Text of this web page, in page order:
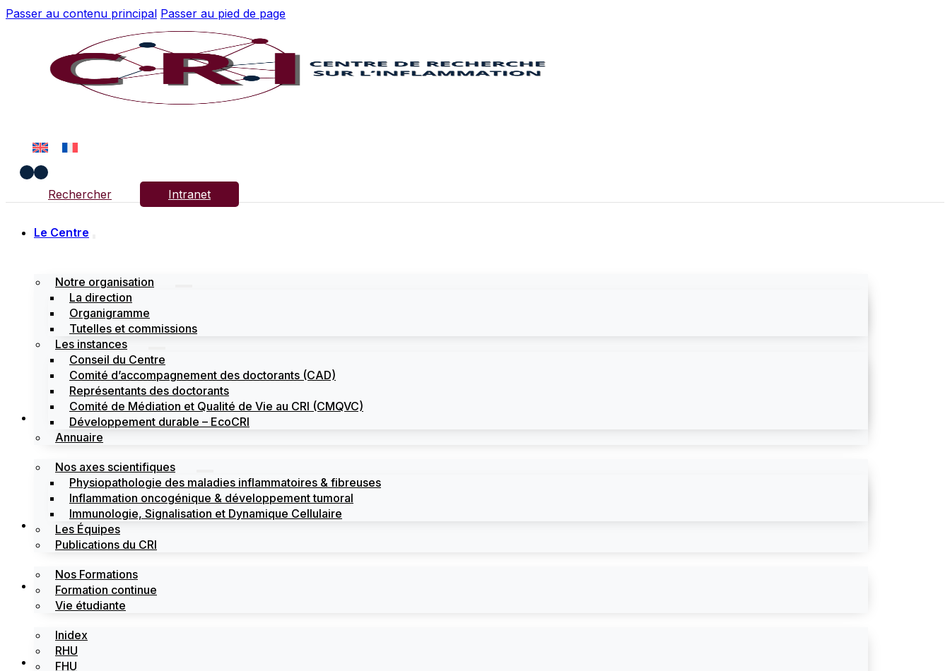
Passer au contenu principal Passer au pied de page
Rechercher Intranet
Le Centre
Notre organisation
La direction
Organigramme
Tutelles et commissions
Les instances
Conseil du Centre
Comité d’accompagnement des doctorants (CAD)
Représentants des doctorants
Comité de Médiation et Qualité de Vie au CRI (CMQVC)
Développement durable – EcoCRI
Annuaire
Recherche
Nos axes scientifiques
Physiopathologie des maladies inflammatoires & fibreuses
Inflammation oncogénique & développement tumoral
Immunologie, Signalisation et Dynamique Cellulaire
Les Équipes
Publications du CRI
Formations
Nos Formations
Formation continue
Vie étudiante
Labels
Inidex
RHU
FHU
Les plateformes